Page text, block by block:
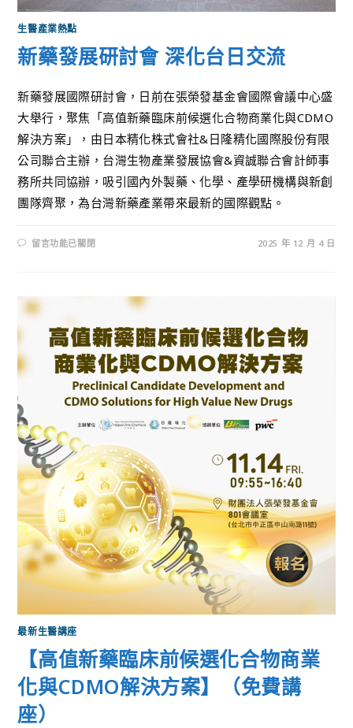
生醫產業熱點
新藥發展研討會 深化台日交流
新藥發展國際研討會，日前在張榮發基金會國際會議中心盛
大舉行，聚焦「高值新藥臨床前候選化合物商業化與CDMO
解決方案」，由日本精化株式會社&日隆精化國際股份有限
公司聯合主辦，台灣生物產業發展協會&資誠聯合會計師事
務所共同協辦，吸引國內外製藥、化學、產學研機構與新創
團隊齊聚，為台灣新藥產業帶來最新的國際觀點。
留言功能已關閉 2025 年 12 月 4 日
最新生醫講座
【高值新藥臨床前候選化合物商業
化與CDMO解決方案】（免費講
座）